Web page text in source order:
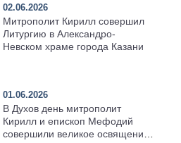
02.06.2026
Митрополит Кирилл совершил
Литургию в Александро-
Невском храме города Казани
01.06.2026
В Духов день митрополит
Кирилл и епископ Мефодий
совершили великое освящение